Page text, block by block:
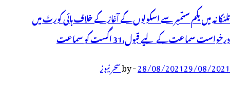
تلنگانہ میں یکم ستمبر سے اسکولوں کے آغاز کے خلاف ہائی کورٹ میں
درخواست سماعت کے لیے قبول،31 اگست کو سماعت
28/08/202129/08/2021
-
byسحر نیوز